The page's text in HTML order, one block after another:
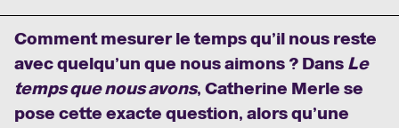
Comment mesurer le temps qu’il nous reste
avec quelqu’un que nous aimons ? Dans Le
temps que nous avons, Catherine Merle se
pose cette exacte question, alors qu’une